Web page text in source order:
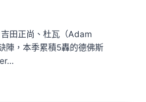
田正尚、杜瓦（Adam
陣，本季累積5轟的德佛斯